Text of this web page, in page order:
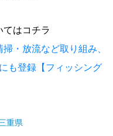
はコチラ
・放流など取り組み、
も登録【フィッシング
重県